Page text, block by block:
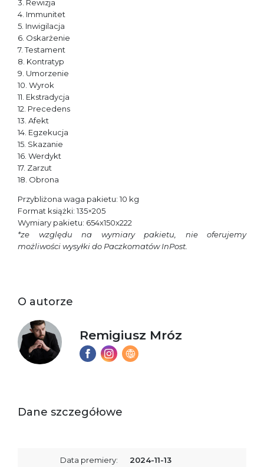
3. Rewizja
4. Immunitet
5. Inwigilacja
6. Oskarżenie
7. Testament
8. Kontratyp
9. Umorzenie
10. Wyrok
11. Ekstradycja
12. Precedens
13. Afekt
14. Egzekucja
15. Skazanie
16. Werdykt
17. Zarzut
18. Obrona
Przybliżona waga pakietu: 10 kg
Format książki: 135×205
Wymiary pakietu: 654x150x222
*ze względu na wymiary pakietu, nie oferujemy
możliwości wysyłki do Paczkomatów InPost.
O autorze
Remigiusz Mróz
Dane szczegółowe
Data premiery: 2024-11-13